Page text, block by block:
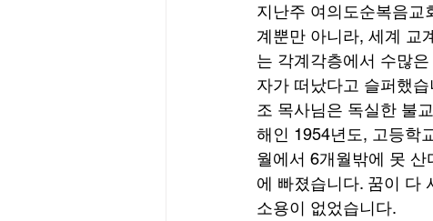
지난주 여의도순복음교
계뿐만 아니라, 세계 교
는 각계각층에서 수많
자가 떠났다고 슬퍼했습
조 목사님은 독실한 불
해인 1954년도, 고등학
월에서 6개월밖에 못
에 빠졌습니다. 꿈이 다
소용이 없었습니다.